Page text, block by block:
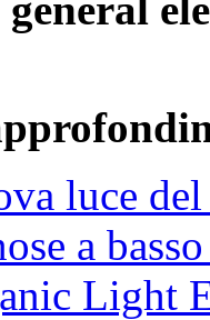
luce
a
Light